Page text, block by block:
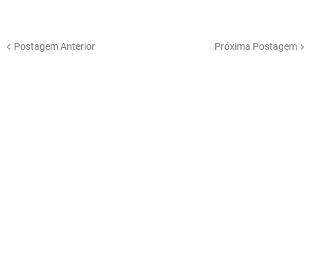
Postagem Anterior Próxima Postagem